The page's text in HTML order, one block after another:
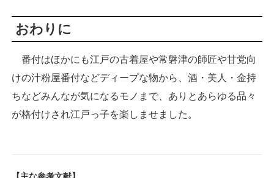
おわりに
番付はほかにも江戸の古着屋や常磐津の師匠や甘党向
けの汁粉屋番付などディープな物から、酒・美人・金持
ちなどみんなが気になるモノまで、ありとあらゆる品々
が格付けされ江戸っ子を楽しませました。